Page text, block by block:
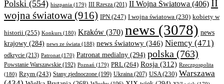
Polski (554) hiszpania (179) III Rzesza (201) II Wojna Światowa (406) II
wojna światowa (916) IPN (247) I wojna światowa (230) kobiety w
historii (255) Konkurs (180) Kraków (370) news (3078) news
krajowy (284) news ze świata (188) news światowy (346) Niemcy (471)
odkrycie (213) Patronat (170) Patronat medialny (294) polska (763)
Powstanie Warszawskie (192) Poznań (179) PRL(264) Rosja (312) Rzeczpospolita
(180) Rzym (243) Stany zjednoczone (199) Ukraina (207) USA(230) Warszawa